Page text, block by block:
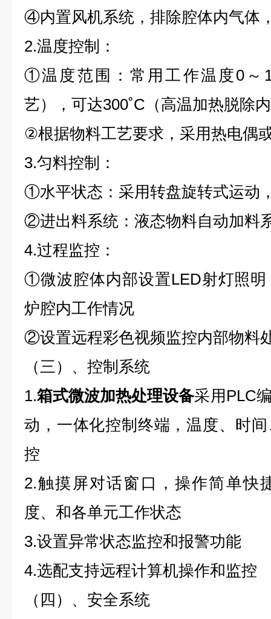
④内置风机系统，排除腔体内气体
2.温度控制：
①温度范围：常用工作温度0～
艺），可达300˚C（高温加热脱除
②根据物料工艺要求，采用热电偶
3.匀料控制：
①水平状态：采用转盘旋转式运动
②进出料系统：液态物料自动加料
4.过程监控：
①微波腔体内部设置LED射灯照
炉腔内工作情况
②设置远程彩色视频监控内部物料
（三）、控制系统
1.箱式微波加热处理设备采用PLC
动，一体化控制终端，温度、时
控
2.触摸屏对话窗口，操作简单快
度、和各单元工作状态
3.设置异常状态监控和报警功能
4.选配支持远程计算机操作和监控
（四）、安全系统